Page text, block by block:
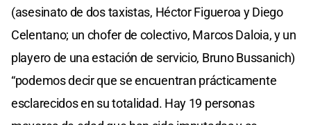
(asesinato de dos taxistas, Héctor Figueroa y Diego
Celentano; un chofer de colectivo, Marcos Daloia, y un
playero de una estación de servicio, Bruno Bussanich)
“podemos decir que se encuentran prácticamente
esclarecidos en su totalidad. Hay 19 personas